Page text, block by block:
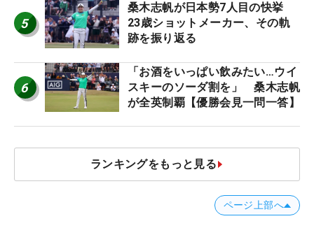
5
桑木志帆が日本勢7人目の快挙
23歳ショットメーカー、その軌
跡を振り返る
6
「お酒をいっぱい飲みたい…ウイ
スキーのソーダ割を」 桑木志帆
が全英制覇【優勝会見一問一答】
ランキングをもっと見る
ページ上部へ